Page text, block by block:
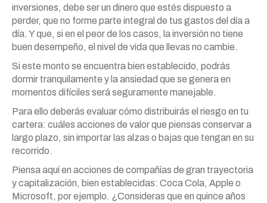
inversiones, debe ser un dinero que estés dispuesto a
perder, que no forme parte integral de tus gastos del día a
día. Y que, si en el peor de los casos, la inversión no tiene
buen desempeño, el nivel de vida que llevas no cambie.
Si este monto se encuentra bien establecido, podrás
dormir tranquilamente y la ansiedad que se genera en
momentos difíciles será seguramente manejable.
Para ello deberás evaluar cómo distribuirás el riesgo en tu
cartera: cuáles acciones de valor que piensas conservar a
largo plazo, sin importar las alzas o bajas que tengan en su
recorrido.
Piensa aquí en acciones de compañías de gran trayectoria
y capitalización, bien establecidas: Coca Cola, Apple o
Microsoft, por ejemplo. ¿Consideras que en quince años